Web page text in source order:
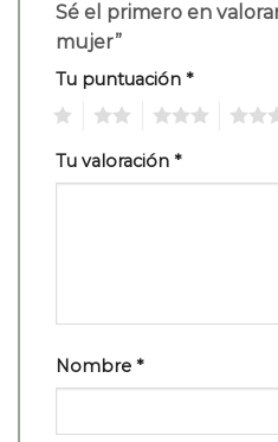
Sé el primero en
mujer”
Tu puntuación *
Tu valoración *
Nombre *